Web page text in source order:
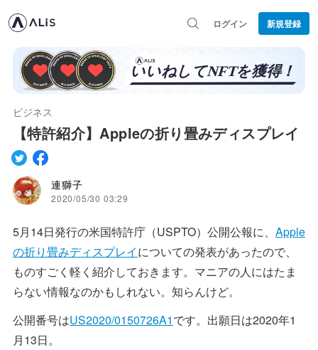
ログイン 新規登録
ビジネス
【特許紹介】Appleの折り畳みディスプレイ
連獅子
2020/05/30 03:29
5月14日発行の米国特許庁（USPTO）公開公報に、 Apple
の折り畳みディスプレイについての発表があったので、
ものすごく軽く紹介しておきます。マニアの人にはたま
らない情報なのかもしれない。知らんけど。
公開番号はUS2020/0150726A1です。出願日は2020年1
月13日。